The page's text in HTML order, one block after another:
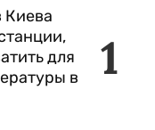
1
Киева
для
в